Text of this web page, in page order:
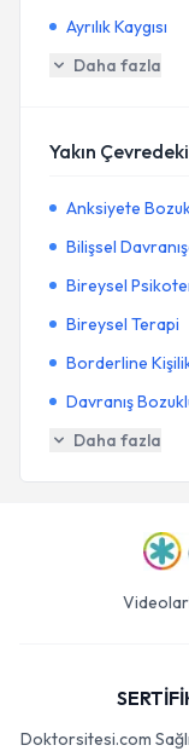
Ayrılık Kaygısı
Daha fazla
Yakın
Anksiyete
Bilişsel
Bireysel
Bireysel Terapi
Borderline Kişilik
Davranış
Daha fazla
Videolar
Doktorsitesi.com